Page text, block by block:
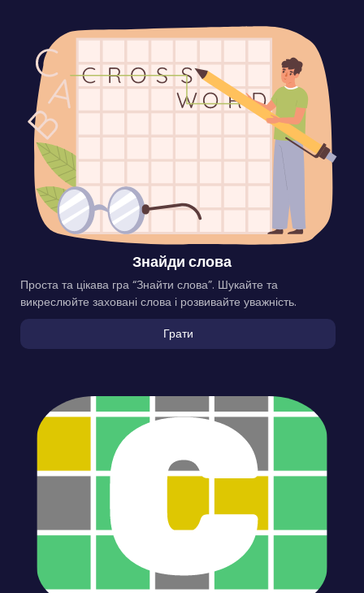
Знайди слова
Проста та цікава гра “Знайти слова”. Шукайте та
викреслюйте заховані слова і розвивайте уважність.
Грати